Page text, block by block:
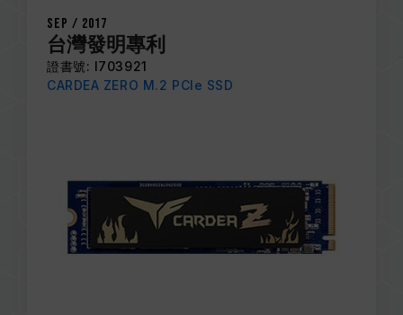
Sep / 2017
台灣發明專利
證書號: I703921
CARDEA ZERO M.2 PCIe SSD